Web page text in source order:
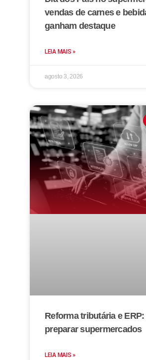
vendas de carnes e
ganham destaque
LEIA MAIS »
agosto 3, 2026
Reforma tributária e
preparar supermercados
LEIA MAIS »